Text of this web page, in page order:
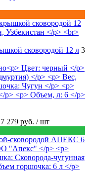
сковородой 12 л 3
7 279 руб. / шт